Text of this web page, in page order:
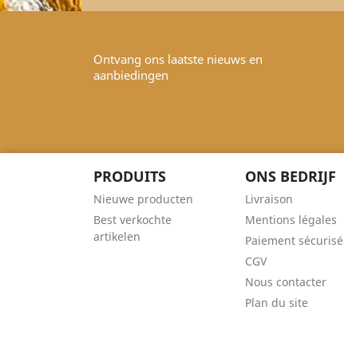
Ontvang ons laatste nieuws en
aanbiedingen
PRODUITS
Nieuwe producten
Best verkochte
artikelen
ONS BEDRIJF
Livraison
Mentions légales
Paiement sécurisé
CGV
Nous contacter
Plan du site